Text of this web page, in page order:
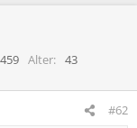
Alter
43
#62